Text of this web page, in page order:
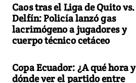
Caos tras el Liga de Quito vs.
Delfín: Policía lanzó gas
lacrimógeno a jugadores y
cuerpo técnico cetáceo
Copa Ecuador: ¿A qué hora y
dónde ver el partido entre